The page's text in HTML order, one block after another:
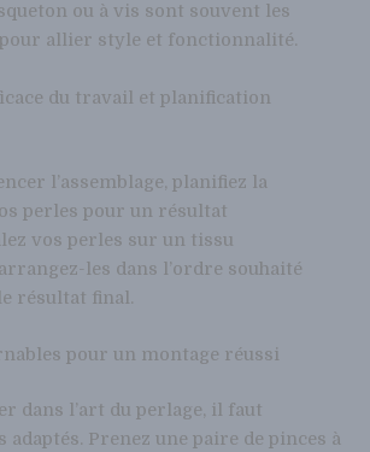
ou à vis sont souvent les
allier style et fonctionnalité.
du travail et planification
l’assemblage, planifiez la
perles pour un résultat
vos perles sur un tissu
les dans l’ordre souhaité
résultat final.
pour un montage réussi
dans l’art du perlage, il faut
adaptés. Prenez une paire de pinces à